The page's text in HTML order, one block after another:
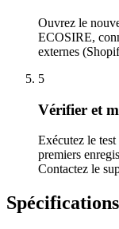
Ouvrez le
ECOSIRE,
externes
5
Vérifier et
Exécutez le
premiers
Contactez le